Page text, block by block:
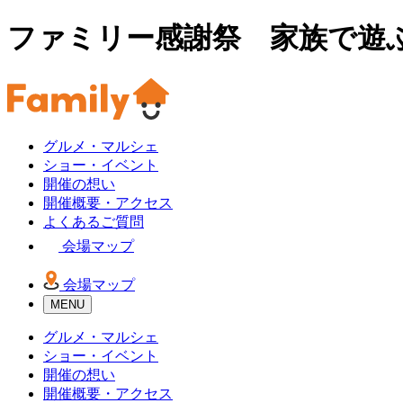
ファミリー感謝祭 家族で遊
グルメ・マルシェ
ショー・イベント
開催の想い
開催概要・アクセス
よくあるご質問
会場マップ
会場マップ
MENU
グルメ・マルシェ
ショー・イベント
開催の想い
開催概要・アクセス